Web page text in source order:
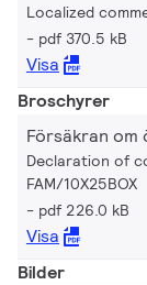
Localized
pdf 370.5 kB
Visa
Broschyrer
Försäkran om
Declaration of
FAM/10X25BOX
pdf 226.0 kB
Visa
Bilder